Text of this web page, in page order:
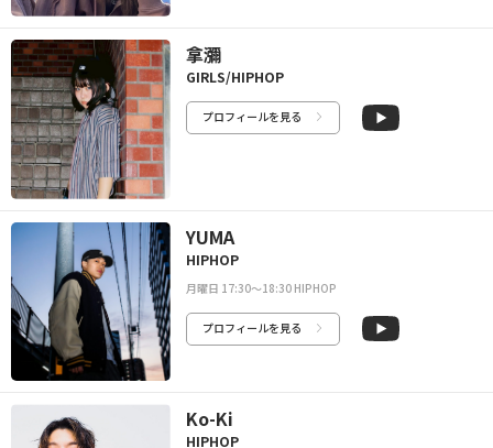
拿瀰
GIRLS/HIPHOP
プロフィールを見る
YUMA
HIPHOP
月曜日 17:30〜18:30 HIPHOP
プロフィールを見る
Ko-Ki
HIPHOP